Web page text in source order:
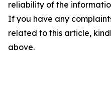
reliability of the
If you have any
related to this article,
above.